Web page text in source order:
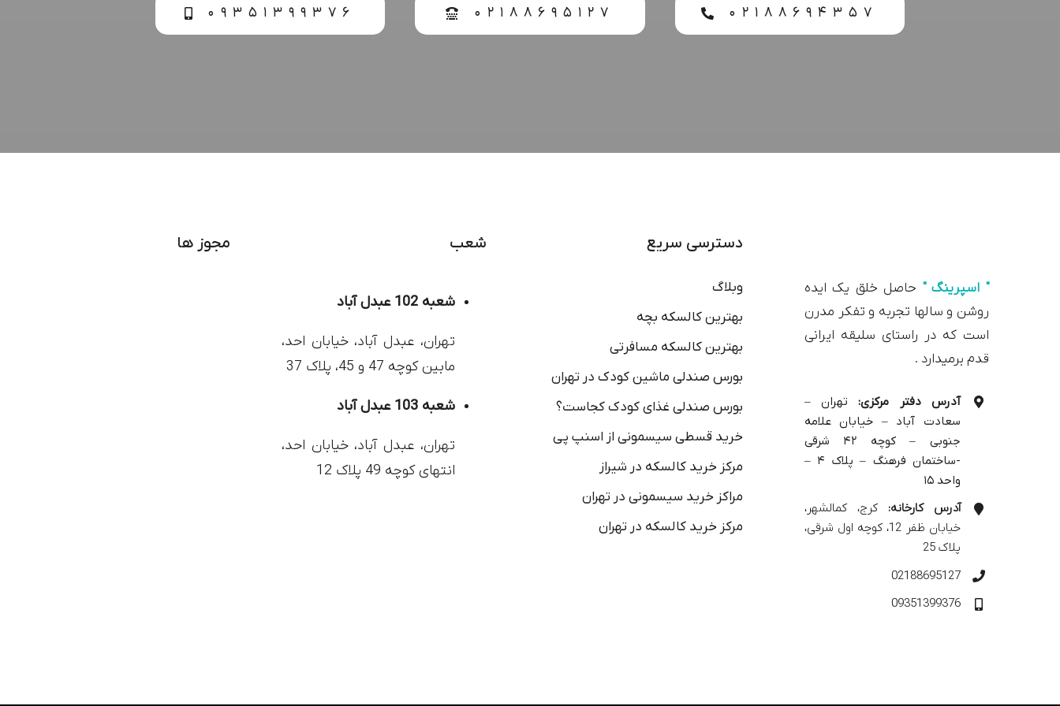
۰۲۱۸۸۶۹۴۳۵۷ ۰۲۱۸۸۶۹۵۱۲۷ ۰۹۳۵۱۳۹۹۳۷۶
" اسپرینگ " حاصل خلق یک ایده
روشن و سالها تجربه و تفکر مدرن
است که در راستای سلیقه ایرانی
قدم برمیدارد .
آدرس دفتر مرکزی: تهران –
سعادت آباد – خیابان علامه
جنوبی – کوچه ۴۲ شرقی
-ساختمان فرهنگ – پلاک ۴ –
واحد ۱۵
آدرس کارخانه:کرج، کمالشهر،
خیابان ظفر 12، کوچه اول شرقی،
پلاک 25
02188695127
09351399376
دسترسی سریع
وبلاگ
بهترین کالسکه بچه
بهترین کالسکه مسافرتی
بورس صندلی ماشین کودک در تهران
بورس صندلی غذای کودک کجاست؟
خرید قسطی سیسمونی از اسنپ پی
مرکز خرید کالسکه در شیراز
مراکز خرید سیسمونی در تهران
مرکز خرید کالسکه در تهران
شعب
شعبه 102 عبدل آباد
تهران، عبدل آباد، خیابان احد،
مابین کوچه 47 و 45، پلاک 37
شعبه 103 عبدل آباد
تهران، عبدل آباد، خیابان احد،
انتهای کوچه 49 پلاک 12
مجوز ها